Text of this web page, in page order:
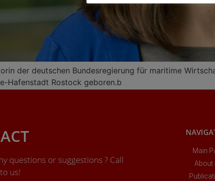
der deutschen Bundesregierung für maritime
Hafenstadt Rostock geboren.b
questions or suggestions ? Call
us!
Main
About